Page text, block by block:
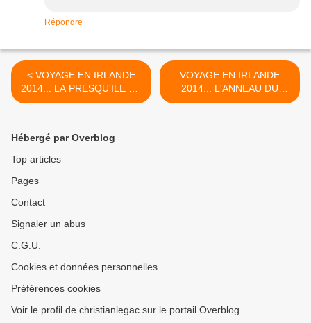
Répondre
< VOYAGE EN IRLANDE
2014... LA PRESQU'ILE DE
BEARA.
VOYAGE EN IRLANDE
2014... L'ANNEAU DU
KERRY. >
Hébergé par Overblog
Top articles
Pages
Contact
Signaler un abus
C.G.U.
Cookies et données personnelles
Préférences cookies
Voir le profil de christianlegac sur le portail Overblog